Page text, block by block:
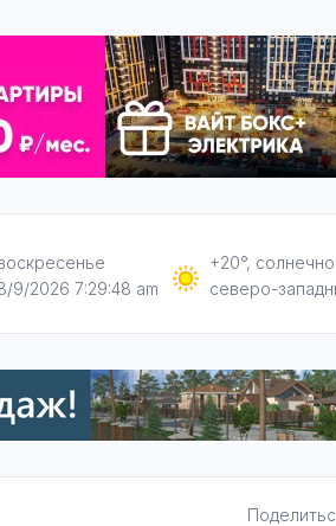
9/2026 7:29:49 am
+20°, солнечно
северо-